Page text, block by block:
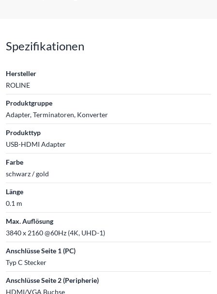
Spezifikationen
Hersteller
ROLINE
Produktgruppe
Adapter, Terminatoren, Konverter
Produkttyp
USB-HDMI Adapter
Farbe
schwarz / gold
Länge
0.1 m
Max. Auflösung
3840 x 2160 @60Hz (4K, UHD-1)
Anschlüsse Seite 1 (PC)
Typ C Stecker
Anschlüsse Seite 2 (Peripherie)
HDMI/VGA Buchse